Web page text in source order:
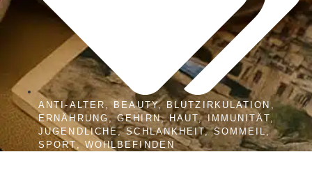
ANTI-ALTER ,BEAUTY, BLUTZIRKULATION,
ERNÄHRUNG,GEHIRN,HAUT,IMMUNITÄT ,
JUGENDLICHE,SCHLANKHEIT,SOMMEIL,
SPORT,WOHLBEFINDEN